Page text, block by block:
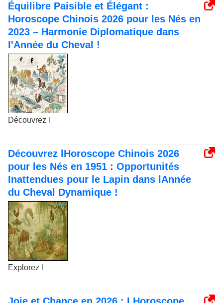
Équilibre Paisible et Élégant :
Horoscope Chinois 2026 pour les Nés en
2023 – Harmonie Diplomatique dans
l'Année du Cheval !
Découvrez l
Découvrez lHoroscope Chinois 2026
pour les Nés en 1951 : Opportunités
Inattendues pour le Lapin dans lAnnée
du Cheval Dynamique !
Explorez l